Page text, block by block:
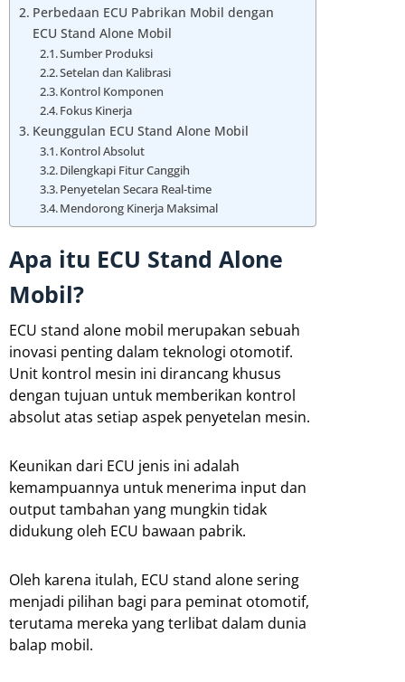
Perbedaan ECU Pabrikan Mobil dengan
ECU Stand Alone Mobil
Sumber Produksi
Setelan dan Kalibrasi
Kontrol Komponen
Fokus Kinerja
Keunggulan ECU Stand Alone Mobil
Kontrol Absolut
Dilengkapi Fitur Canggih
Penyetelan Secara Real-time
Mendorong Kinerja Maksimal
Apa itu ECU Stand Alone
Mobil?
ECU stand alone mobil merupakan sebuah
inovasi penting dalam teknologi otomotif.
Unit kontrol mesin ini dirancang khusus
dengan tujuan untuk memberikan kontrol
absolut atas setiap aspek penyetelan mesin.
Keunikan dari ECU jenis ini adalah
kemampuannya untuk menerima input dan
output tambahan yang mungkin tidak
didukung oleh ECU bawaan pabrik.
Oleh karena itulah, ECU stand alone sering
menjadi pilihan bagi para peminat otomotif,
terutama mereka yang terlibat dalam dunia
balap mobil.